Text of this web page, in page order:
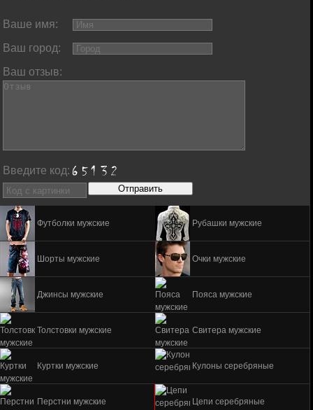
Футболки мужские Рубашки мужские
Шорты мужские Очки мужские
Джинсы мужские Пояса мужские
Толстовки мужские Свитера мужские
Куртки мужские Кулоны серебряные
Перстни мужские Цепи серебряные
Ваше имя:
Ваш город:
Ваш отзыв:
Введите код: